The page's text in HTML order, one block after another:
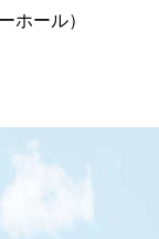
ホール）